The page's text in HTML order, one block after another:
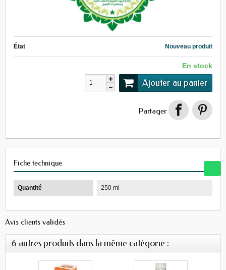
État Nouveau produit
En stock
Ajouter au panier
Partager
Fiche technique
Quantité 250 ml
Avis clients validés
6 autres produits dans la même catégorie :